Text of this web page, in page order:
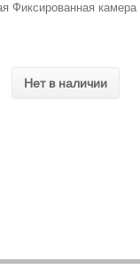
Фиксированная
Нет в наличии